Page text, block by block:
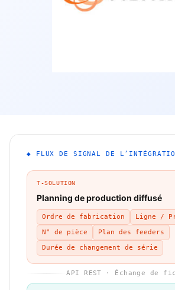
◆ FLUX DE SIGNAL DE
T-SOLUTION
Planning de production diffusé
Ordre de fabrication
Ligne /
N° de pièce
Plan des feeders
Durée de changement de série
API REST · Échange de